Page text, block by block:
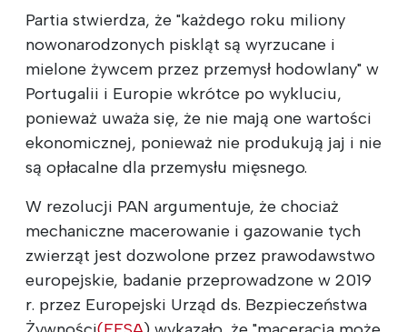
Partia stwierdza, że "każdego roku miliony
nowonarodzonych piskląt są wyrzucane i
mielone żywcem przez przemysł hodowlany" w
Portugalii i Europie wkrótce po wykluciu,
ponieważ uważa się, że nie mają one wartości
ekonomicznej, ponieważ nie produkują jaj i nie
są opłacalne dla przemysłu mięsnego.
W rezolucji PAN argumentuje, że chociaż
mechaniczne macerowanie i gazowanie tych
zwierząt jest dozwolone przez prawodawstwo
europejskie, badanie przeprowadzone w 2019
r. przez Europejski Urząd ds. Bezpieczeństwa